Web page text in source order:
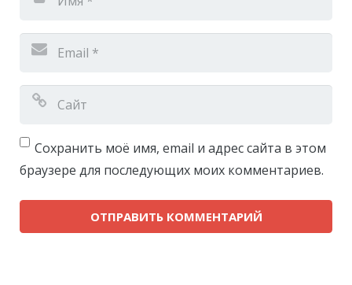
Сохранить моё имя, email и адрес сайта в этом
браузере для последующих моих комментариев.